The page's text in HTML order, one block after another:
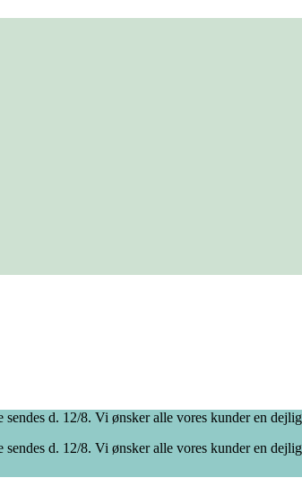
d. 12/8. Vi ønsker alle vores kunder en
d. 12/8. Vi ønsker alle vores kunder en